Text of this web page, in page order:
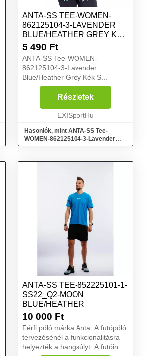
ANTA-SS TEE-WOMEN-
862125104-3-LAVENDER
BLUE/HEATHER GREY KÉK
S
5 490 Ft
ANTA-SS Tee-WOMEN-
862125104-3-Lavender
Blue/Heather Grey Kék S...
Részletek
EXISportHu
Hasonlók, mint ANTA-SS Tee-
WOMEN-862125104-3-Lavender
Blue/Heather Grey Kék S
ANTA-SS TEE-852225101-1-
SS22_Q2-MOON
BLUE/HEATHER
10 000 Ft
Férfi póló márka Anta. A futópóló
tervezésénél a funkcionalitásra
helyezték a hangsúlyt. A futóing